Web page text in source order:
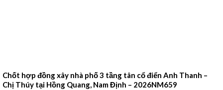
Chốt hợp đồng xây nhà phố 3 tầng tân cổ điển Anh Thanh –
Chị Thúy tại Hồng Quang, Nam Định – 2026NM659